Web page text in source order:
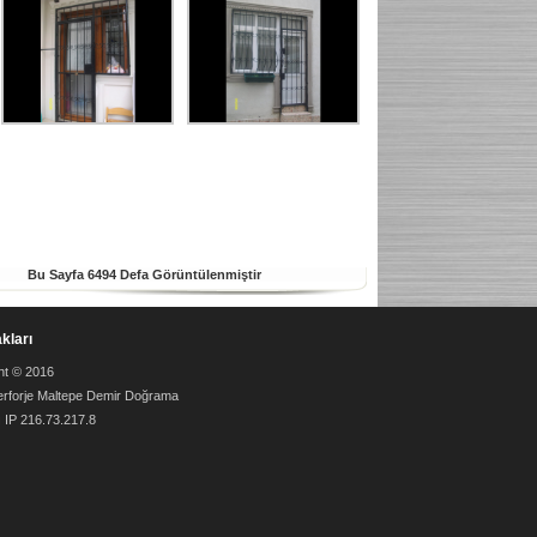
Bu Sayfa 6494 Defa Görüntülenmiştir
© 2016
Maltepe Demir Doğrama
IP 216.73.217.8